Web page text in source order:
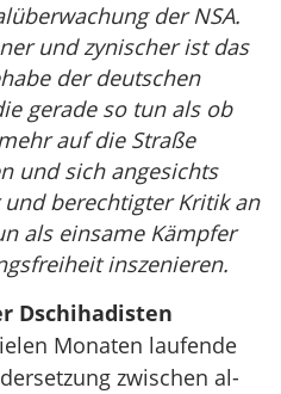
der NSA.
und zynischer ist das
der deutschen
gerade so tun als ob
auf die Straße
und sich angesichts
berechtigter Kritik an
als einsame Kämpfer
inszenieren.
Dschihadisten
Monaten laufende
zwischen al-